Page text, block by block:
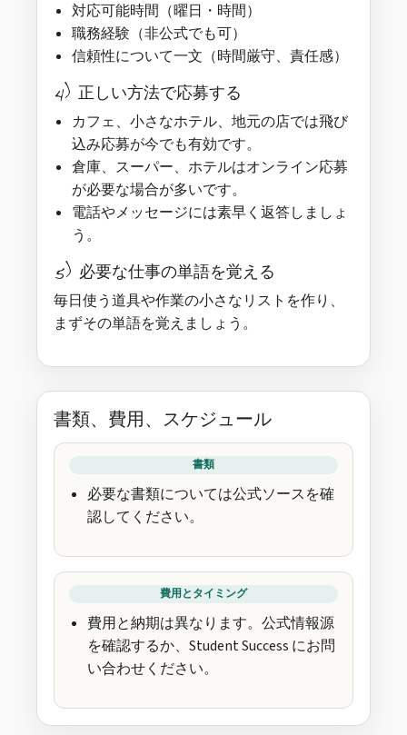
対応可能時間（曜日・時間）
職務経験（非公式でも可）
信頼性について一文（時間厳守、責任感）
4) 正しい方法で応募する
カフェ、小さなホテル、地元の店では飛び
込み応募が今でも有効です。
倉庫、スーパー、ホテルはオンライン応募
が必要な場合が多いです。
電話やメッセージには素早く返答しましょ
う。
5) 必要な仕事の単語を覚える
毎日使う道具や作業の小さなリストを作り、
まずその単語を覚えましょう。
書類、費用、スケジュール
書類
必要な書類については公式ソースを確
認してください。
費用とタイミング
費用と納期は異なります。公式情報源
を確認するか、Student Success にお問
い合わせください。